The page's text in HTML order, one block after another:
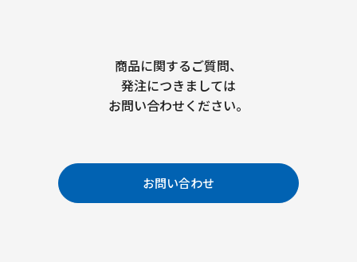
商品に関するご質問、
発注につきましては
お問い合わせください。
お問い合わせ